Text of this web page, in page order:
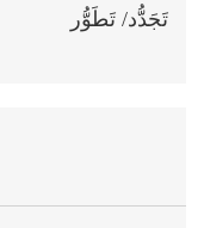
تَجَدُّد/ تَطَوُّر